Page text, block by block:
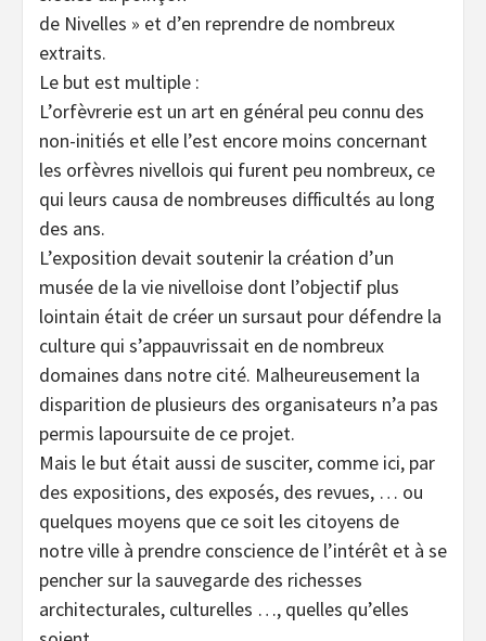
de Nivelles » et d’en reprendre de nombreux
extraits.
Le but est multiple :
L’orfèvrerie est un art en général peu connu des
non-initiés et elle l’est encore moins concernant
les orfèvres nivellois qui furent peu nombreux, ce
qui leurs causa de nombreuses difficultés au long
des ans.
L’exposition devait soutenir la création d’un
musée de la vie nivelloise dont l’objectif plus
lointain était de créer un sursaut pour défendre la
culture qui s’appauvrissait en de nombreux
domaines dans notre cité. Malheureusement la
disparition de plusieurs des organisateurs n’a pas
permis lapoursuite de ce projet.
Mais le but était aussi de susciter, comme ici, par
des expositions, des exposés, des revues, … ou
quelques moyens que ce soit les citoyens de
notre ville à prendre conscience de l’intérêt et à se
pencher sur la sauvegarde des richesses
architecturales, culturelles …, quelles qu’elles